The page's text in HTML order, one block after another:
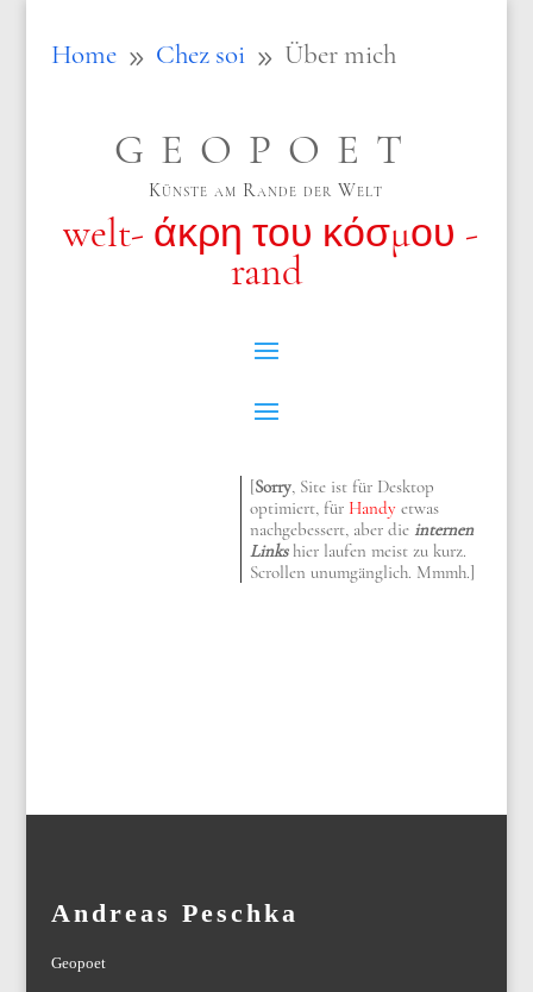
Home 9 Chez soi 9 Über mich
GEOPOET
Künste am Rande der Welt
welt- άκρη του κόσμου -
rand
[Sorry, Site ist für Desktop
optimiert, für Handy etwas
nachgebessert, aber die internen
Linkshier laufen meist zu kurz.
Scrollen unumgänglich. Mmmh.]
Andreas Peschka
Geopoet